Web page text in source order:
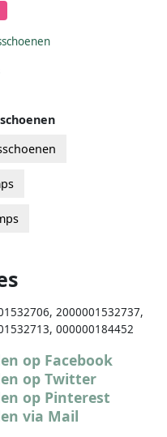
, 2000001532737,
, 000000184452